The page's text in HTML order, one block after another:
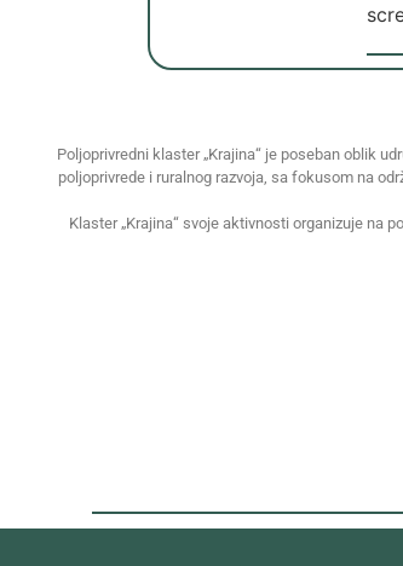
Poljoprivredni klaster „Krajina“ je poseban oblik
poljoprivrede i ruralnog razvoja, sa fokusom na
Klaster „Krajina“ svoje aktivnosti organizuje na